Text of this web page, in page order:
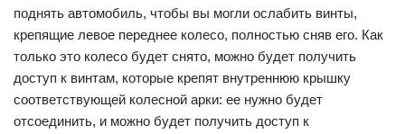
поднять автомобиль, чтобы вы могли ослабить винты,
крепящие левое переднее колесо, полностью сняв его. Как
только это колесо будет снято, можно будет получить
доступ к винтам, которые крепят внутреннюю крышку
соответствующей колесной арки: ее нужно будет
отсоединить, и можно будет получить доступ к